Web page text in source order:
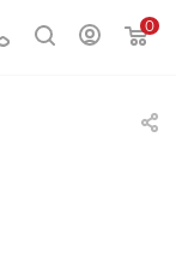
0